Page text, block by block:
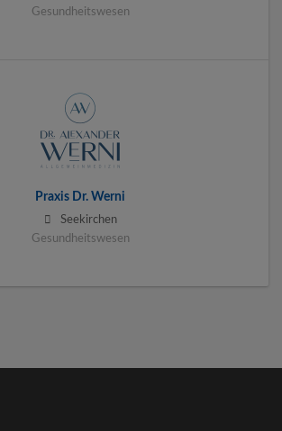
Gesundheitswesen
Praxis Dr. Werni
Seekirchen
Gesundheitswesen